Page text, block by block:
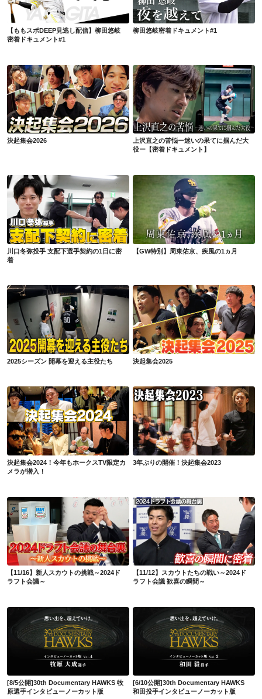
【ももスポDEEP見逃し配信】柳田悠岐
密着ドキュメント#1
柳田悠岐密着ドキュメント#1
決起集会2026
決起集会2026
上沢直之の苦悩ー迷いの果てに掴んだ大役ー【密着ドキュメント】
上沢直之の苦悩ー迷いの果てに掴んだ大
役ー【密着ドキュメント】
川口冬弥投手 支配下選手契約の1日に密着
川口冬弥投手 支配下選手契約の1日に密
着
【GW特別】周東佑京、疾風の1ヵ月
【GW特別】周東佑京、疾風の1ヵ月
2025シーズン 開幕を迎える主役たち
2025シーズン 開幕を迎える主役たち
決起集会2025
決起集会2025
決起集会2024！今年もホークスTV限定カメラが潜入！
決起集会2024！今年もホークスTV限定カ
メラが潜入！
3年ぶりの開催！決起集会2023
3年ぶりの開催！決起集会2023
【11/16】新人スカウトの挑戦～2024ドラフト会議～
【11/16】新人スカウトの挑戦～2024ド
ラフト会議～
【11/12】スカウトたちの戦い～2024ドラフト会議 歓喜の瞬間～
【11/12】スカウトたちの戦い～2024ド
ラフト会議 歓喜の瞬間～
[8/5公開]30th Documentary HAWKS 牧原選手インタビューノーカット版
[8/5公開]30th Documentary HAWKS 牧
原選手インタビューノーカット版
[6/10公開]30th Documentary HAWKS 和田投手インタビューノーカット版
[6/10公開]30th Documentary HAWKS
和田投手インタビューノーカット版